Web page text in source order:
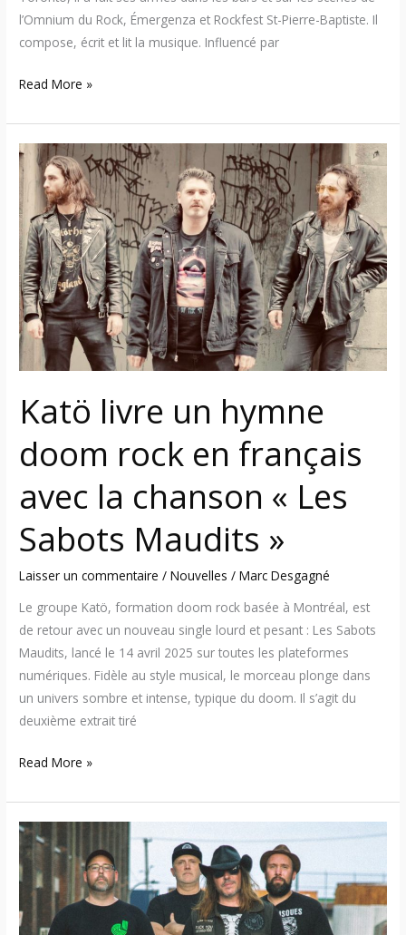
l’Omnium du Rock, Émergenza et Rockfest St-Pierre-Baptiste. Il
compose, écrit et lit la musique. Influencé par
Read More »
Katö livre un hymne
doom rock en français
avec la chanson « Les
Sabots Maudits »
Laisser un commentaire /Nouvelles /Marc Desgagné
Le groupe Katö, formation doom rock basée à Montréal, est
de retour avec un nouveau single lourd et pesant : Les Sabots
Maudits, lancé le 14 avril 2025 sur toutes les plateformes
numériques. Fidèle au style musical, le morceau plonge dans
un univers sombre et intense, typique du doom. Il s’agit du
deuxième extrait tiré
Katö
livre
un
hymne
doom
rock
en
français
avec
la
« Les
Sabots
Maudits »
Read More »
Mange
La
Machine
Découvrez